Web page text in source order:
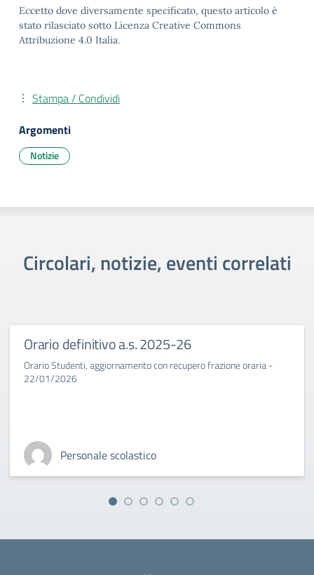
Eccetto dove diversamente specificato, questo articolo è
stato rilasciato sotto Licenza Creative Commons
Attribuzione 4.0 Italia.
Stampa / Condividi
Argomenti
Notizie
Circolari, notizie, eventi correlati
Orario definitivo a.s. 2025-26
Orario Studenti, aggiornamento con recupero frazione oraria -
22/01/2026
Personale scolastico